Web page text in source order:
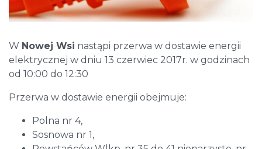
W Nowej Wsi nastąpi przerwa w dostawie energii
elektrycznej w dniu 13 czerwiec 2017r. w godzinach
od 10:00 do 12:30
Przerwa w dostawie energii obejmuje:
Polna nr 4,
Sosnowa nr 1,